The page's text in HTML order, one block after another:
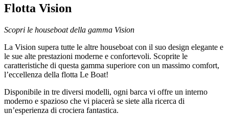
Flotta Vision
Scopri le houseboat della gamma Vision
La Vision supera tutte le altre houseboat con il suo design elegante e
le sue alte prestazioni moderne e confortevoli. Scoprite le
caratteristiche di questa gamma superiore con un massimo comfort,
l’eccellenza della flotta Le Boat!
Disponibile in tre diversi modelli, ogni barca vi offre un interno
moderno e spazioso che vi piacerà se siete alla ricerca di
un’esperienza di crociera fantastica.